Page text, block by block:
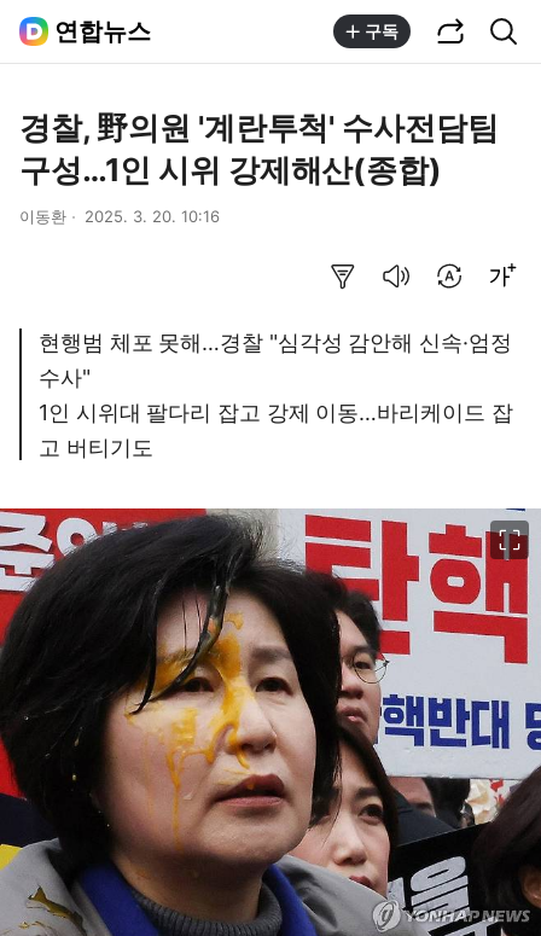
연합뉴스 구독
경찰, 野의원 '계란투척' 수사전담팀
구성…1인 시위 강제해산(종합)
이동환 2025. 3. 20. 10:16
현행범 체포 못해…경찰 "심각성 감안해 신속·엄정
수사"
1인 시위대 팔다리 잡고 강제 이동…바리케이드 잡
고 버티기도